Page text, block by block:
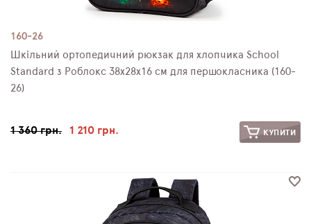
160-26
Шкільний ортопедичний рюкзак для хлопчика School
Standard з Роблокс 38х28х16 см для першокласника (160-
26)
1 360 грн. 1 210 грн. КУПИТИ